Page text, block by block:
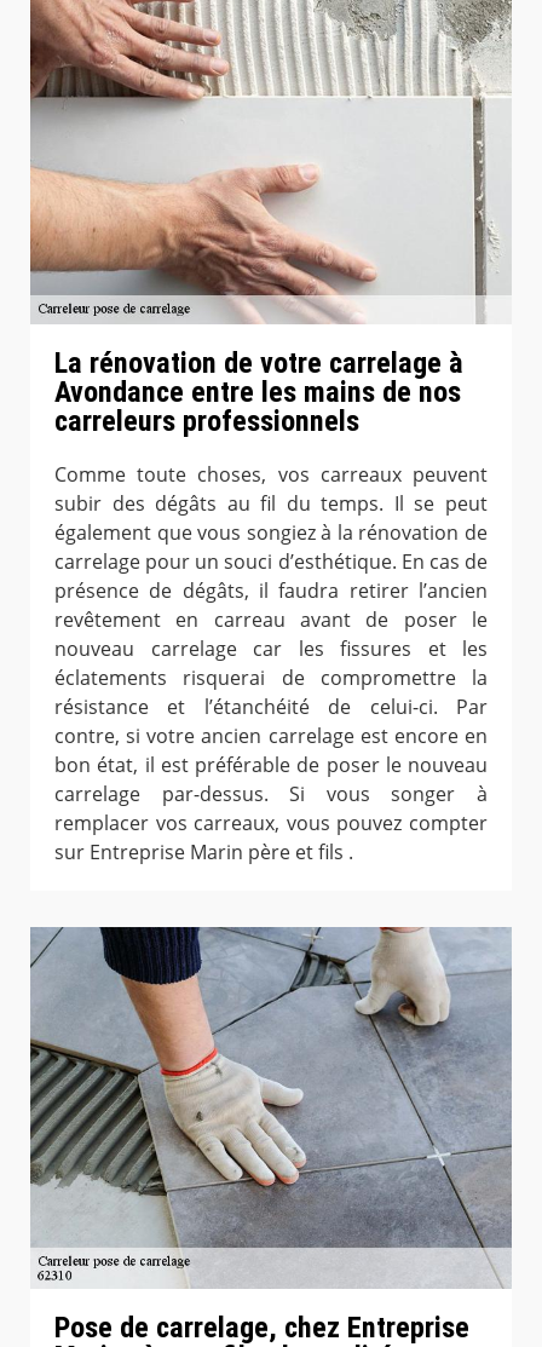
La rénovation de votre carrelage à
Avondance entre les mains de nos
carreleurs professionnels
Comme toute choses, vos carreaux peuvent
subir des dégâts au fil du temps. Il se peut
également que vous songiez à la rénovation de
carrelage pour un souci d’esthétique. En cas de
présence de dégâts, il faudra retirer l’ancien
revêtement en carreau avant de poser le
nouveau carrelage car les fissures et les
éclatements risquerai de compromettre la
résistance et l’étanchéité de celui-ci. Par
contre, si votre ancien carrelage est encore en
bon état, il est préférable de poser le nouveau
carrelage par-dessus. Si vous songer à
remplacer vos carreaux, vous pouvez compter
sur Entreprise Marin père et fils .
Pose de carrelage, chez Entreprise